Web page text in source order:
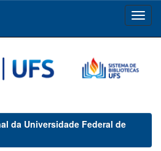
da Universidade Federal de